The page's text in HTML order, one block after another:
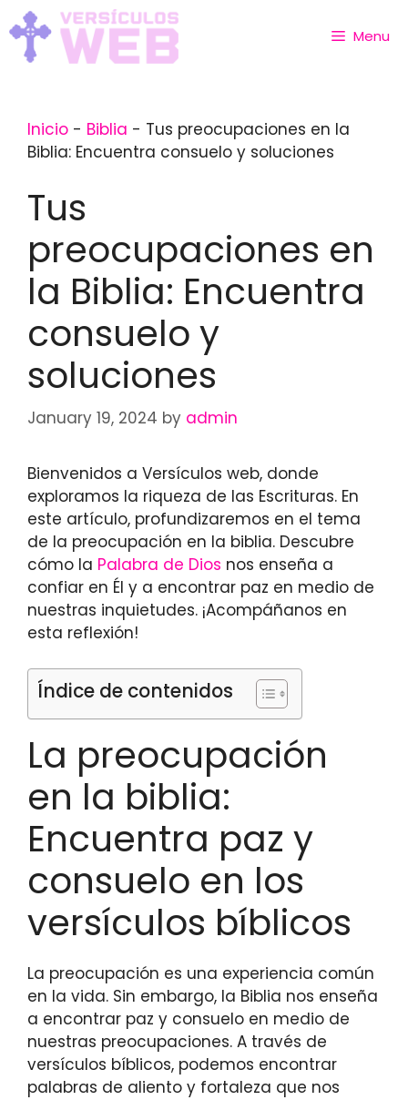
Skip
to
content
Menu
Inicio - Biblia - Tus preocupaciones en la
Biblia: Encuentra consuelo y soluciones
Tus
preocupaciones en
la Biblia: Encuentra
consuelo y
soluciones
January 19, 2024 by admin
Bienvenidos a Versículos web, donde
exploramos la riqueza de las Escrituras. En
este artículo, profundizaremos en el tema
de la preocupación en la biblia. Descubre
cómo la Palabra de Dios nos enseña a
confiar en Él y a encontrar paz en medio de
nuestras inquietudes. ¡Acompáñanos en
esta reflexión!
Índice de contenidos
La preocupación
en la biblia:
Encuentra paz y
consuelo en los
versículos bíblicos
La preocupación es una experiencia común
en la vida. Sin embargo, la Biblia nos enseña
a encontrar paz y consuelo en medio de
nuestras preocupaciones. A través de
versículos bíblicos, podemos encontrar
palabras de aliento y fortaleza que nos